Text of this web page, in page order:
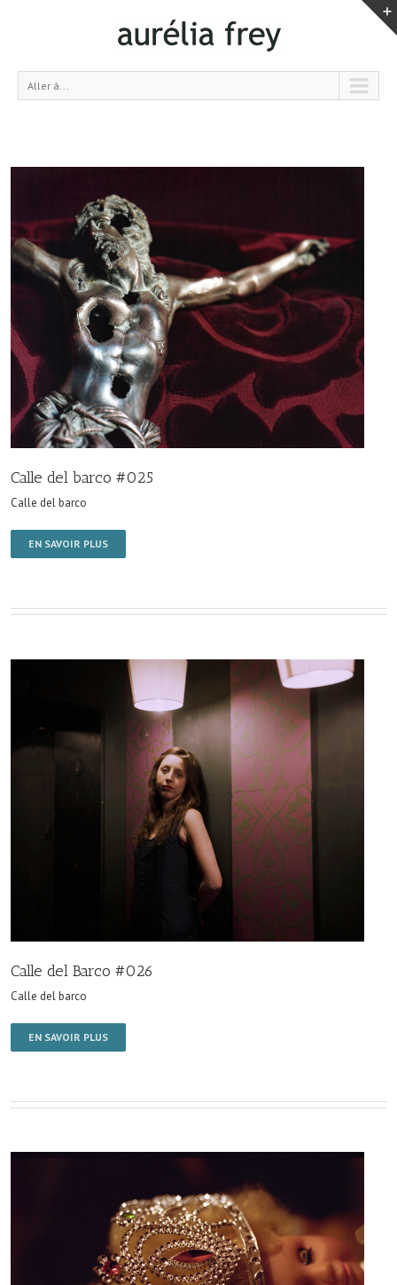
Aller à...
Calle del barco #025
Calle del barco
EN SAVOIR PLUS
Calle del Barco #026
Calle del barco
EN SAVOIR PLUS